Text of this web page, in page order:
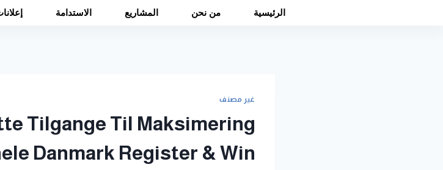
الرئيسية من نحن المشاريع الاستدامة
غير مصنف
Tilgange Til Maksimering
Danmark Register & Win